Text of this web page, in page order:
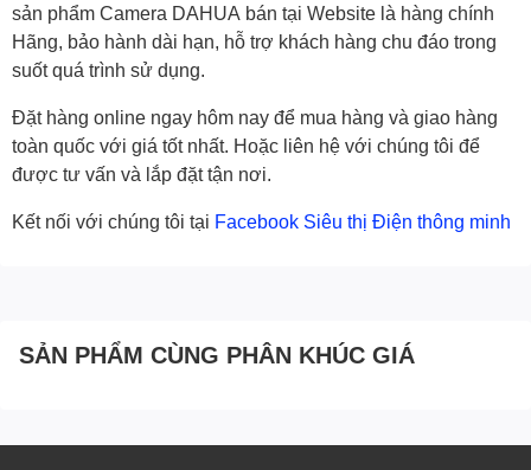
sản phẩm Camera DAHUA bán tại Website là hàng chính
Hãng, bảo hành dài hạn, hỗ trợ khách hàng chu đáo trong
suốt quá trình sử dụng.
Đặt hàng online ngay hôm nay để mua hàng và giao hàng
toàn quốc với giá tốt nhất. Hoặc liên hệ với chúng tôi để
được tư vấn và lắp đặt tận nơi.
Kết nối với chúng tôi tại Facebook Siêu thị Điện thông minh
SẢN PHẨM CÙNG PHÂN KHÚC GIÁ